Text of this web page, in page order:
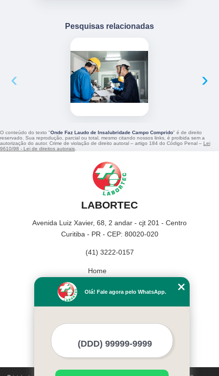
Pesquisas relacionadas
‹ ›
O conteúdo do texto "Onde Faz Laudo de Insalubridade Campo Comprido" é de direito
reservado. Sua reprodução, parcial ou total, mesmo citando nossos links, é proibida sem a
autorização do autor. Crime de violação de direito autoral – artigo 184 do Código Penal – Lei
9610/98 - Lei de direitos autorais
LABORTEC
Avenida Luiz Xavier, 68, 2 andar - cjt 201 - Centro
Curitiba - PR - CEP: 80020-020
(41) 3222-0157
Home
Missão
Olá! Fale agora pelo WhatsApp.